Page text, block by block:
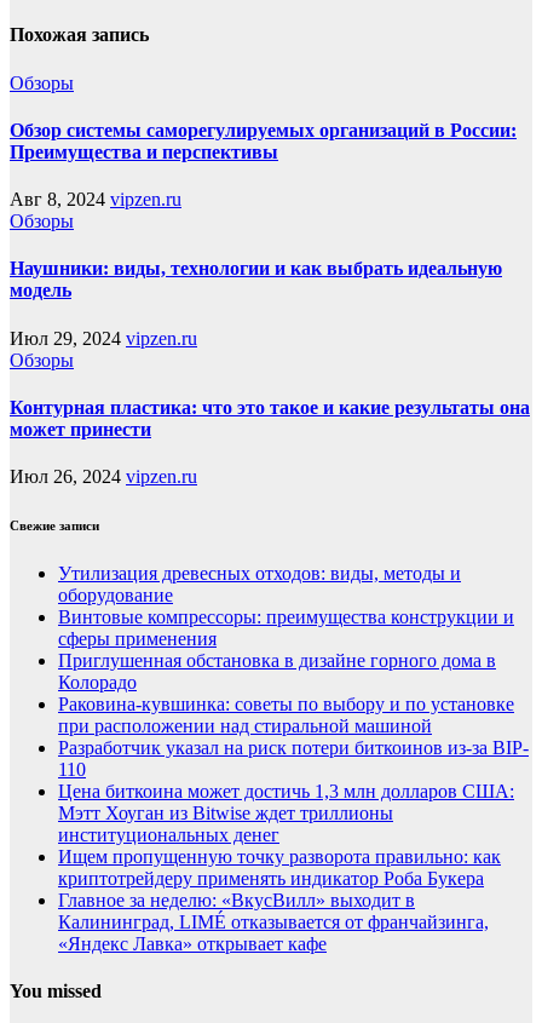
Похожая запись
Обзоры
Обзор системы саморегулируемых организаций в России:
Преимущества и перспективы
Авг 8, 2024 vipzen.ru
Обзоры
Наушники: виды, технологии и как выбрать идеальную
модель
Июл 29, 2024 vipzen.ru
Обзоры
Контурная пластика: что это такое и какие результаты она
может принести
Июл 26, 2024 vipzen.ru
Свежие записи
Утилизация древесных отходов: виды, методы и
оборудование
Винтовые компрессоры: преимущества конструкции и
сферы применения
Приглушенная обстановка в дизайне горного дома в
Колорадо
Раковина-кувшинка: советы по выбору и по установке
при расположении над стиральной машиной
Разработчик указал на риск потери биткоинов из-за BIP-
110
Цена биткоина может достичь 1,3 млн долларов США:
Мэтт Хоуган из Bitwise ждет триллионы
институциональных денег
Ищем пропущенную точку разворота правильно: как
криптотрейдеру применять индикатор Роба Букера
Главное за неделю: «ВкусВилл» выходит в
Калининград, LIMÉ отказывается от франчайзинга,
«Яндекс Лавка» открывает кафе
You missed